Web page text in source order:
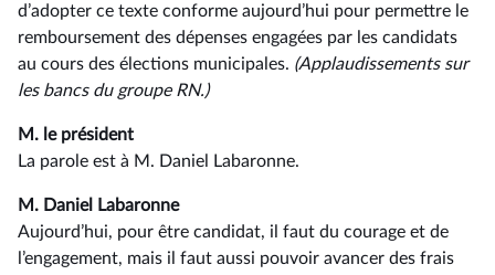
d’adopter ce texte conforme aujourd’hui pour permettre le
remboursement des dépenses engagées par les candidats
au cours des élections municipales. (Applaudissements sur
les bancs du groupe RN.)
M. le président
La parole est à M. Daniel Labaronne.
M. Daniel Labaronne
Aujourd’hui, pour être candidat, il faut du courage et de
l’engagement, mais il faut aussi pouvoir avancer des frais